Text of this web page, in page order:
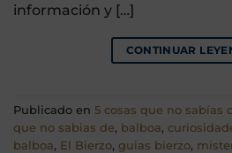
información y […]
CONTINUAR
Publicado en 5 cosas que no sabías
que no sabias de, balboa,
balboa, El Bierzo, guias bierzo,